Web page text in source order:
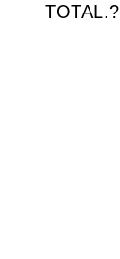
TOTAL.?